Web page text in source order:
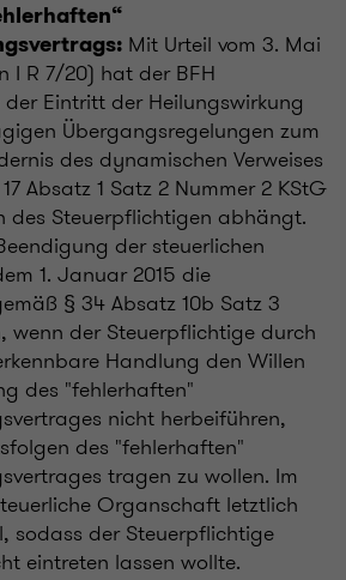
Mit Urteil vom 3. Mai
I R 7/20) hat der BFH
Eintritt der Heilungswirkung
Übergangsregelungen zum
des dynamischen Verweises
Absatz 1 Satz 2 Nummer 2 KStG
des Steuerpflichtigen abhängt.
der steuerlichen
1. Januar 2015 die
§ 34 Absatz 10b Satz 3
wenn der Steuerpflichtige durch
Handlung den Willen
des "fehlerhaften"
nicht herbeiführen,
des "fehlerhaften"
tragen zu wollen. Im
Organschaft letztlich
sodass der Steuerpflichtige
eintreten lassen wollte.